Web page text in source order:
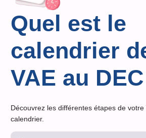
Quel est le
calendrier
VAE au
Découvrez les différentes étapes de votre
calendrier.